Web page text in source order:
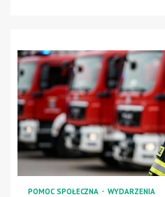
POMOC SPOŁECZNA WYDARZENIA